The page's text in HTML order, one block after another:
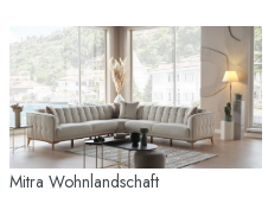
Mitra Wohnlandschaft